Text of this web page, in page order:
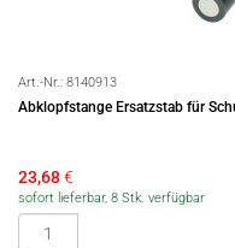
Art.-Nr.: 8140913
Abklopfstange Ersatzstab für
23,68€
sofort lieferbar, 8 Stk. verfügbar